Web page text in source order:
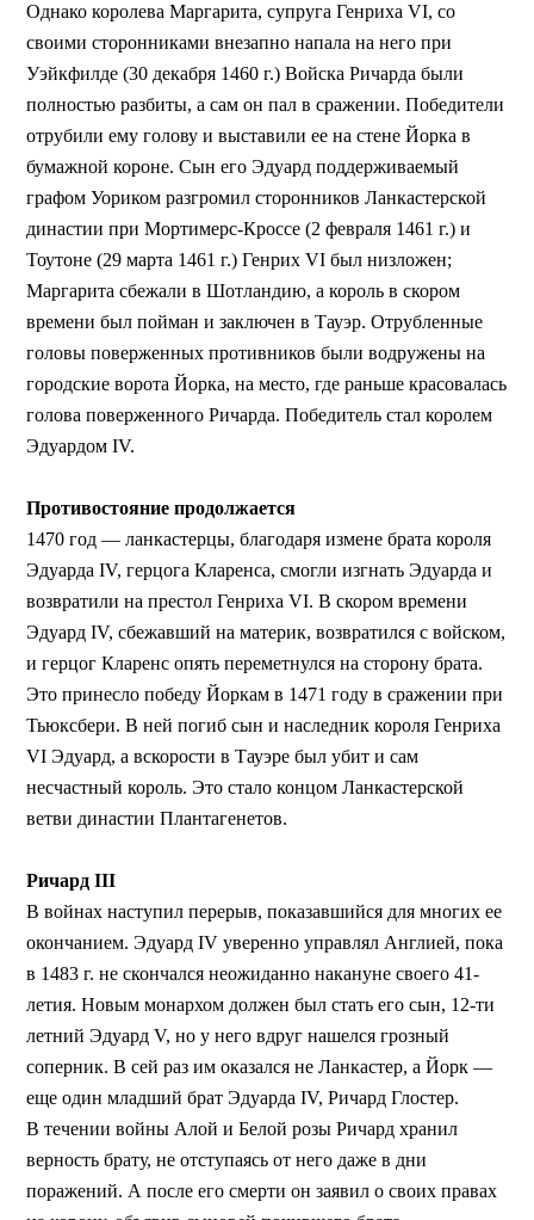
Однако королева Маргарита, супруга Генриха VI, со
своими сторонниками внезапно напала на него при
Уэйкфилде (30 декабря 1460 г.) Войска Ричарда были
полностью разбиты, а сам он пал в сражении. Победители
отрубили ему голову и выставили ее на стене Йорка в
бумажной короне. Сын его Эдуард поддерживаемый
графом Уориком разгромил сторонников Ланкастерской
династии при Мортимерс-Кроссе (2 февраля 1461 г.) и
Тоутоне (29 марта 1461 г.) Генрих VI был низложен;
Маргарита сбежали в Шотландию, а король в скором
времени был пойман и заключен в Тауэр. Отрубленные
головы поверженных противников были водружены на
городские ворота Йорка, на место, где раньше красовалась
голова поверженного Ричарда. Победитель стал королем
Эдуардом IV.
Противостояние продолжается
1470 год — ланкастерцы, благодаря измене брата короля
Эдуарда IV, герцога Кларенса, смогли изгнать Эдуарда и
возвратили на престол Генриха VI. В скором времени
Эдуард IV, сбежавший на материк, возвратился с войском,
и герцог Кларенс опять переметнулся на сторону брата.
Это принесло победу Йоркам в 1471 году в сражении при
Тьюксбери. В ней погиб сын и наследник короля Генриха
VI Эдуард, а вскорости в Тауэре был убит и сам
несчастный король. Это стало концом Ланкастерской
ветви династии Плантагенетов.
Ричард III
В войнах наступил перерыв, показавшийся для многих ее
окончанием. Эдуард IV уверенно управлял Англией, пока
в 1483 г. не скончался неожиданно накануне своего 41-
летия. Новым монархом должен был стать его сын, 12-ти
летний Эдуард V, но у него вдруг нашелся грозный
соперник. В сей раз им оказался не Ланкастер, а Йорк —
еще один младший брат Эдуарда IV, Ричард Глостер.
В течении войны Алой и Белой розы Ричард хранил
верность брату, не отступаясь от него даже в дни
поражений. А после его смерти он заявил о своих правах